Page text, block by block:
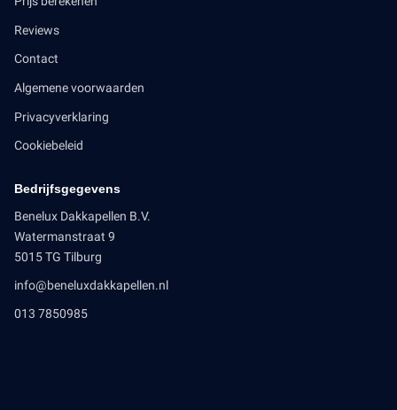
Reviews
Contact
Algemene voorwaarden
Privacyverklaring
Cookiebeleid
Bedrijfsgegevens
Benelux Dakkapellen B.V.
Watermanstraat 9
5015 TG Tilburg
info@beneluxdakkapellen.nl
013 7850985